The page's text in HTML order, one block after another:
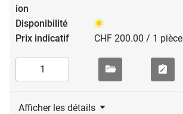
CHF 200.00 / 1 pièce
Afficher les détails